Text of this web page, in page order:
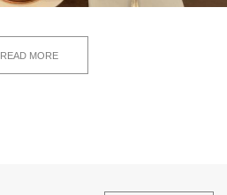
READ MORE